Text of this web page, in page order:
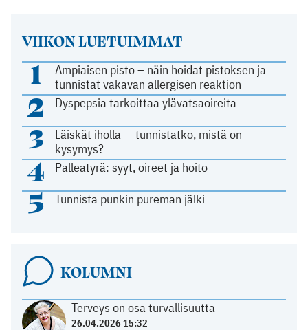
VIIKON LUETUIMMAT
1
Ampiaisen pisto – näin hoidat pistoksen ja
tunnistat vakavan allergisen reaktion
2 Dyspepsia tarkoittaa ylävatsaoireita
3
Läiskät iholla — tunnistatko, mistä on
kysymys?
4 Palleatyrä: syyt, oireet ja hoito
5 Tunnista punkin pureman jälki
KOLUMNI
Terveys on osa turvallisuutta
26.04.2026 15:32